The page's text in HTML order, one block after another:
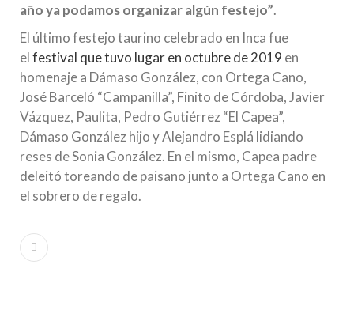
año ya podamos organizar algún festejo”.
El último festejo taurino celebrado en Inca fue
elfestival que tuvo lugar en octubre de 2019 en
homenaje a Dámaso González, con Ortega Cano,
José Barceló “Campanilla”, Finito de Córdoba, Javier
Vázquez, Paulita, Pedro Gutiérrez “El Capea”,
Dámaso González hijo y Alejandro Esplá lidiando
reses de Sonia González. En el mismo, Capea padre
deleitó toreando de paisano junto a Ortega Cano en
el sobrero de regalo.